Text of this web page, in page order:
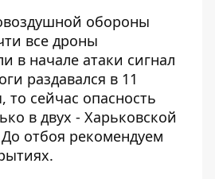
обороны
все дроны
в начале атаки сигнал
раздавался в 11
то сейчас опасность
в двух - Харьковской
отбоя рекомендуем